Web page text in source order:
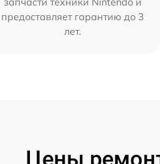
предоставляет гарантию до 3
лет.